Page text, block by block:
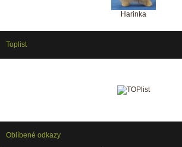
Harinka
Toplist
Oblíbené odkazy